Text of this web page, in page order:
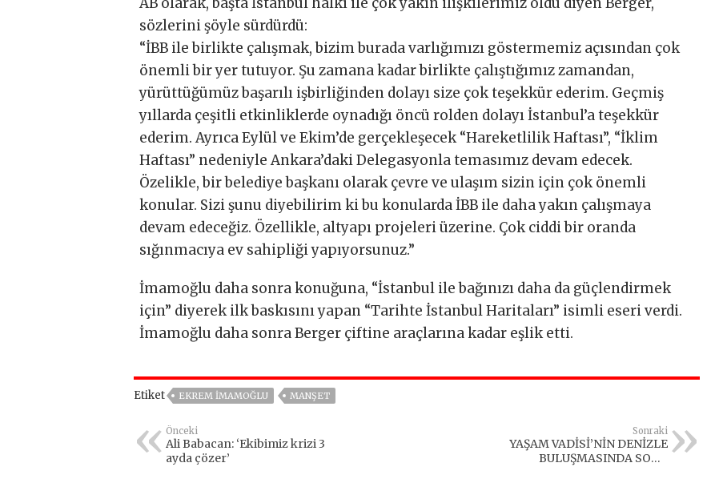
sözlerini şöyle sürdürdü:
“İBB ile birlikte çalışmak, bizim burada varlığımızı göstermemiz açısından çok
önemli bir yer tutuyor. Şu zamana kadar birlikte çalıştığımız zamandan,
yürüttüğümüz başarılı işbirliğinden dolayı size çok teşekkür ederim. Geçmiş
yıllarda çeşitli etkinliklerde oynadığı öncü rolden dolayı İstanbul’a teşekkür
ederim. Ayrıca Eylül ve Ekim’de gerçekleşecek “Hareketlilik Haftası”, “İklim
Haftası” nedeniyle Ankara’daki Delegasyonla temasımız devam edecek.
Özelikle, bir belediye başkanı olarak çevre ve ulaşım sizin için çok önemli
konular. Sizi şunu diyebilirim ki bu konularda İBB ile daha yakın çalışmaya
devam edeceğiz. Özellikle, altyapı projeleri üzerine. Çok ciddi bir oranda
sığınmacıya ev sahipliği yapıyorsunuz.”
İmamoğlu daha sonra konuğuna, “İstanbul ile bağınızı daha da güçlendirmek
için” diyerek ilk baskısını yapan “Tarihte İstanbul Haritaları” isimli eseri verdi.
İmamoğlu daha sonra Berger çiftine araçlarına kadar eşlik etti.
Etiket EKREM İMAMOĞLU MANŞET
Önceki
Ali Babacan: ‘Ekibimiz krizi 3
ayda çözer’
Sonraki
YAŞAM VADİSİ’NİN DENİZLE
BULUŞMASINDA SONA